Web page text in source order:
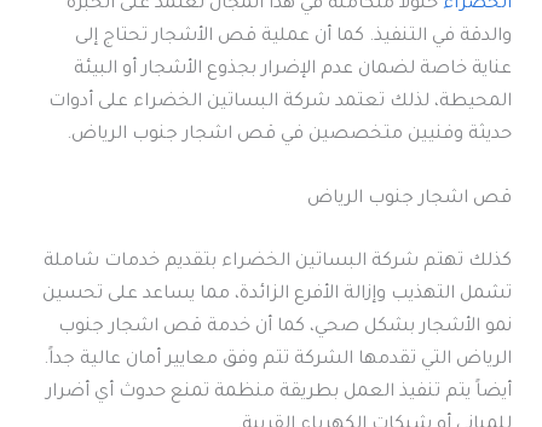
الخضراء حلولاً متكاملة في هذا المجال تعتمد على الخبرة
والدقة في التنفيذ. كما أن عملية قص الأشجار تحتاج إلى
عناية خاصة لضمان عدم الإضرار بجذوع الأشجار أو البيئة
المحيطة، لذلك تعتمد شركة البساتين الخضراء على أدوات
حديثة وفنيين متخصصين في قص اشجار جنوب الرياض.
قص اشجار جنوب الرياض
كذلك تهتم شركة البساتين الخضراء بتقديم خدمات شاملة
تشمل التهذيب وإزالة الأفرع الزائدة، مما يساعد على تحسين
نمو الأشجار بشكل صحي، كما أن خدمة قص اشجار جنوب
الرياض التي تقدمها الشركة تتم وفق معايير أمان عالية جداً.
أيضاً يتم تنفيذ العمل بطريقة منظمة تمنع حدوث أي أضرار